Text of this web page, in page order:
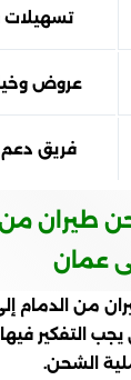
تسهيلات
عروض
فريق دعم
طيران من
عمان
من الدمام
التفكير
الشحن.